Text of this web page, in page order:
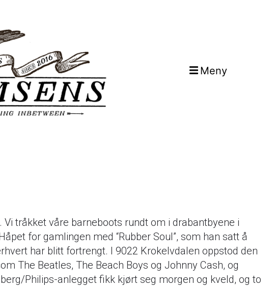
Meny
tråkket våre barneboots rundt om i drabantbyene i
for gamlingen med “Rubber Soul”, som han satt å
har blitt fortrengt. I 9022 Krokelvdalen oppstod den
The Beatles, The Beach Boys og Johnny Cash, og
Philips-anlegget fikk kjørt seg morgen og kveld, og to